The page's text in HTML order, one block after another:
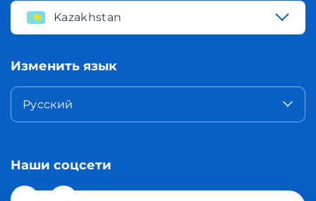
Kazakhstan
Изменить язык
Русский
Наши соцсети